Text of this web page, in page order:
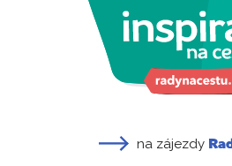
na zájezdy